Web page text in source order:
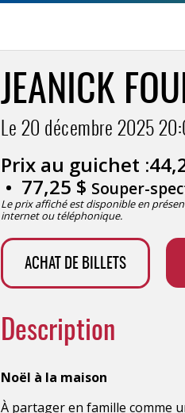
JEANICK
Le 20 décembre 2025
Prix au guichet :
77,25 $ Souper-
Le prix affiché est disponible en
internet ou téléphonique.
ACHAT DE BILLETS
Description
Noël à la maison
À partager en famille comme